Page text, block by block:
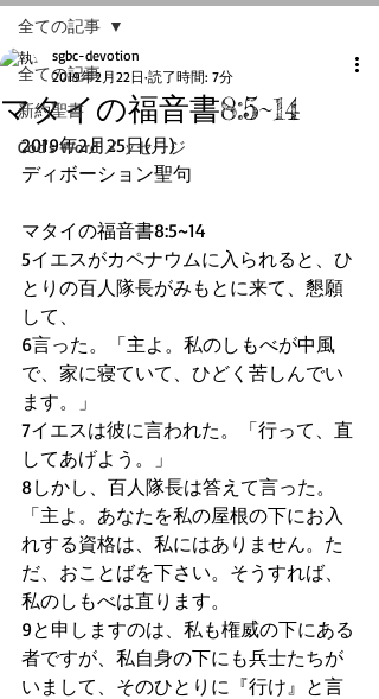
全ての記事
新約聖書
God's Word メッセージ
全ての記事
マタイの福音書8:5~14
sgbc-devotion
2019年2月22日 読了時間: 7分
2019年2月25日(月)
ディボーション聖句
マタイの福音書8:5~14
5イエスがカペナウムに入られると、ひ
とりの百人隊長がみもとに来て、懇願
して、
6言った。「主よ。私のしもべが中風
で、家に寝ていて、ひどく苦しんでい
ます。」
7イエスは彼に言われた。「行って、直
してあげよう。」
8しかし、百人隊長は答えて言った。
「主よ。あなたを私の屋根の下にお入
れする資格は、私にはありません。た
だ、おことばを下さい。そうすれば、
私のしもべは直ります。
9と申しますのは、私も権威の下にある
者ですが、私自身の下にも兵士たちが
いまして、そのひとりに『行け』と言